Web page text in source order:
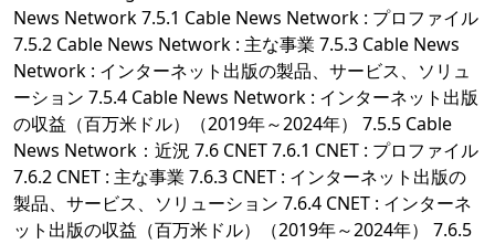
News Network 7.5.1 Cable News Network : プロファイル
7.5.2 Cable News Network : 主な事業 7.5.3 Cable News
Network : インターネット出版の製品、サービス、ソリュ
ーション 7.5.4 Cable News Network : インターネット出版
の収益（百万米ドル）（2019年～2024年） 7.5.5 Cable
News Network：近況 7.6 CNET 7.6.1 CNET : プロファイル
7.6.2 CNET : 主な事業 7.6.3 CNET : インターネット出版の
製品、サービス、ソリューション 7.6.4 CNET : インターネ
ット出版の収益（百万米ドル）（2019年～2024年） 7.6.5